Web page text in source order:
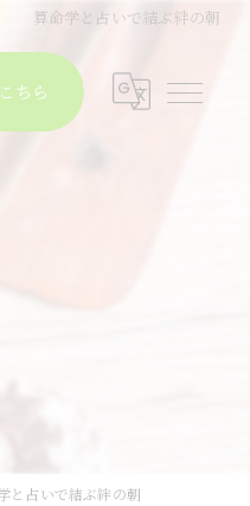
算命学と占いで結ぶ絆の朝
ちら
と占いで結ぶ絆の朝